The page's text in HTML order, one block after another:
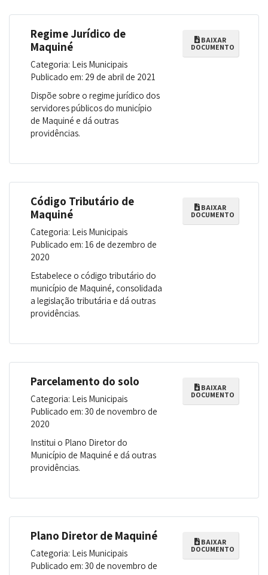
Regime Jurídico de
Maquiné
Categoria: Leis Municipais
Publicado em: 29 de abril de 2021
Dispõe sobre o regime jurídico dos
servidores públicos do município
de Maquiné e dá outras
providências.
BAIXAR
DOCUMENTO
Código Tributário de
Maquiné
Categoria: Leis Municipais
Publicado em: 16 de dezembro de
2020
Estabelece o código tributário do
município de Maquiné, consolidada
a legislação tributária e dá outras
providências.
BAIXAR
DOCUMENTO
Parcelamento do solo
Categoria: Leis Municipais
Publicado em: 30 de novembro de
2020
Institui o Plano Diretor do
Município de Maquiné e dá outras
providências.
BAIXAR
DOCUMENTO
Plano Diretor de Maquiné
Categoria: Leis Municipais
Publicado em: 30 de novembro de
BAIXAR
DOCUMENTO